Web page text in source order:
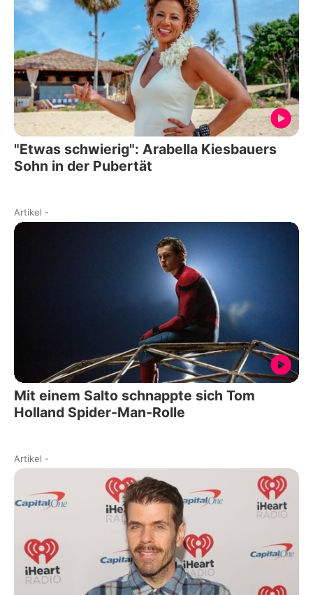
"Etwas schwierig": Arabella Kiesbauers
Sohn in der Pubertät
Artikel -
Mit einem Salto schnappte sich Tom
Holland Spider-Man-Rolle
Artikel -